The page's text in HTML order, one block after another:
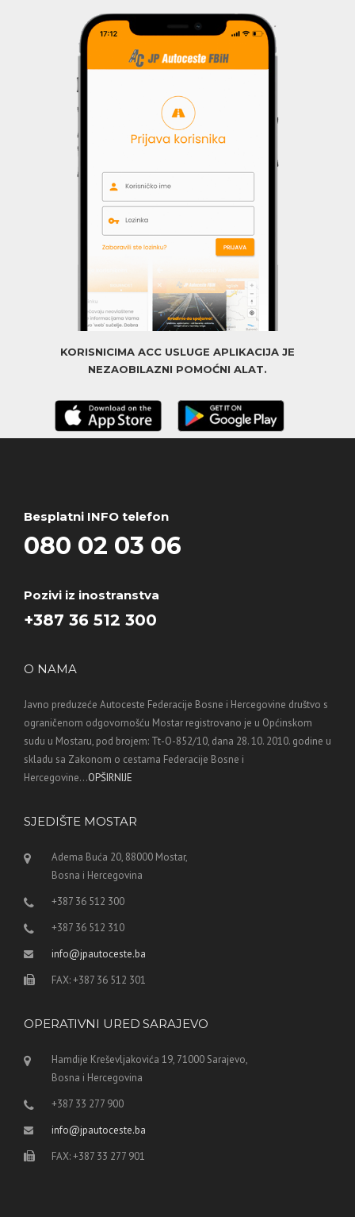
KORISNICIMA ACC USLUGE APLIKACIJA JE
NEZAOBILAZNI POMOĆNI ALAT.
Besplatni INFO telefon
080 02 03 06
Pozivi iz inostranstva
+387 36 512 300
O NAMA
Javno preduzeće Autoceste Federacije Bosne i Hercegovine društvo s
ograničenom odgovornošću Mostar registrovano je u Općinskom
sudu u Mostaru, pod brojem: Tt-O-852/10, dana 28. 10. 2010. godine u
skladu sa Zakonom o cestama Federacije Bosne i
Hercegovine...OPŠIRNIJE
SJEDIŠTE MOSTAR
Adema Buća 20, 88000 Mostar,
Bosna i Hercegovina
+387 36 512 300
+387 36 512 310
info@jpautoceste.ba
FAX: +387 36 512 301
OPERATIVNI URED SARAJEVO
Hamdije Kreševljakovića 19, 71000 Sarajevo,
Bosna i Hercegovina
+387 33 277 900
info@jpautoceste.ba
FAX: +387 33 277 901